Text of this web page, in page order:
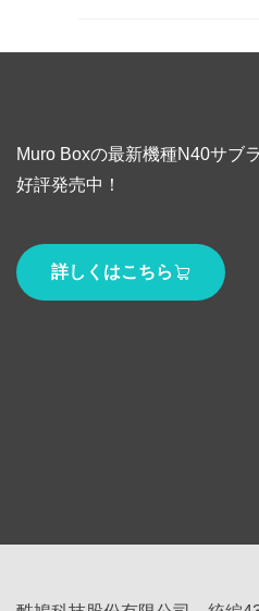
Muro Boxの最新機種N40サブ
好評発売中！
詳しくはこちら